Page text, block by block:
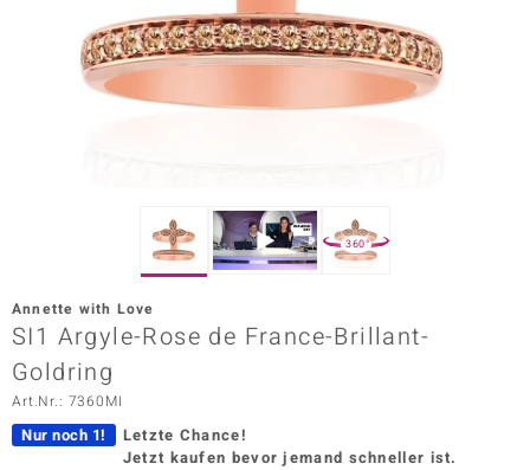
Vogue
360°
Annette with Love
SI1 Argyle-Rose de France-Brillant-
Goldring
Art.Nr.: 7360MI
Nur noch 1!
Letzte Chance!
Jetzt kaufen bevor jemand schneller ist.